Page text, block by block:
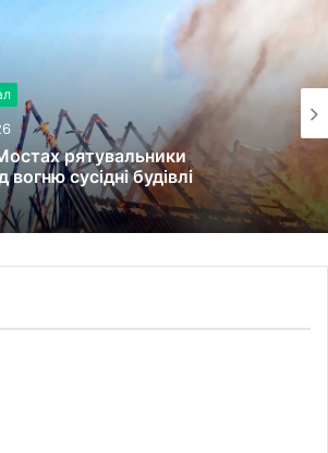
рятувальники
вогню сусідні будівлі